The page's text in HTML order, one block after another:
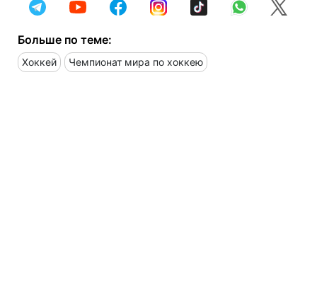
Больше по теме:
Хоккей Чемпионат мира по хоккею